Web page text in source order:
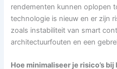
rendementen kunnen oplopen
technologie is nieuw en er zijn
zoals instabiliteit van smart
architectuurfouten en een
Hoe minimaliseer je risico’s